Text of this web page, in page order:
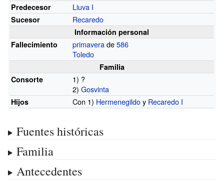
Predecesor Liuva I
Sucesor Recaredo
Información personal
Fallecimiento
primaverade586
Toledo
Familia
Consorte
1) ?
2)Gosvinta
Hijos Con 1) Hermenegildoy Recaredo I
Fuentes históricas
Familia
Antecedentes